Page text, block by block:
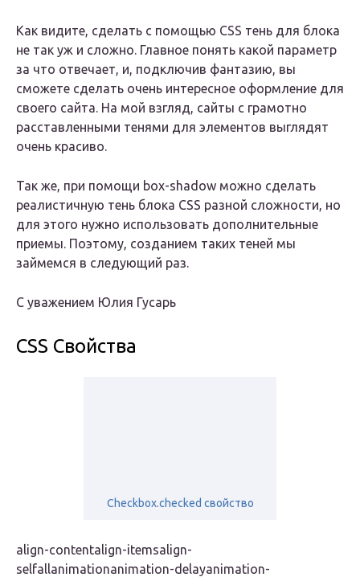
Как видите, сделать с помощью CSS тень для блока
не так уж и сложно. Главное понять какой параметр
за что отвечает, и, подключив фантазию, вы
сможете сделать очень интересное оформление для
своего сайта. На мой взгляд, сайты с грамотно
расставленными тенями для элементов выглядят
очень красиво.
Так же, при помощи box-shadow можно сделать
реалистичную тень блока CSS разной сложности, но
для этого нужно использовать дополнительные
приемы. Поэтому, созданием таких теней мы
займемся в следующий раз.
С уважением Юлия Гусарь
CSS Свойства
Checkbox.checked свойство
align-contentalign-itemsalign-
selfallanimationanimation-delayanimation-